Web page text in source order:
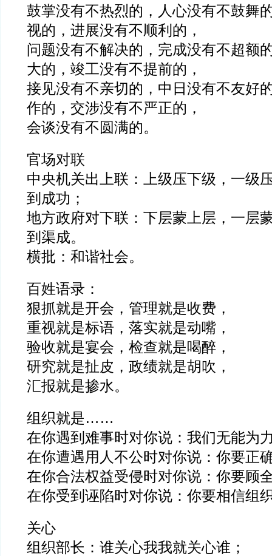
鼓掌没有不热烈的，人心没有不鼓舞
视的，进展没有不顺利的，
问题没有不解决的，完成没有不超额
大的，竣工没有不提前的，
接见没有不亲切的，中日没有不友好
作的，交涉没有不严正的，
会谈没有不圆满的。
官场对联
中央机关出上联：上级压下级，一级
到成功；
地方政府对下联：下层蒙上层，一层
到渠成。
横批：和谐社会。
百姓语录：
狠抓就是开会，管理就是收费，
重视就是标语，落实就是动嘴，
验收就是宴会，检查就是喝醉，
研究就是扯皮，政绩就是胡吹，
汇报就是掺水。
组织就是……
在你遇到难事时对你说：我们无能为
在你遭遇用人不公时对你说：你要正
在你合法权益受侵时对你说：你要顾
在你受到诬陷时对你说：你要相信组
关心
组织部长：谁关心我我就关心谁；